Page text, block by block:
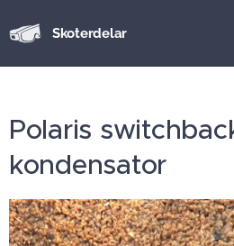
Skoterdelar
Polaris
kondensator